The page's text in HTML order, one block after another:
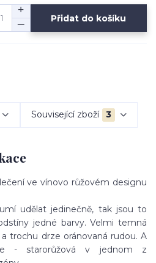
Přidat do košíku
Související zboží 3
ve vínovo růžovém designu
udělat jedinečně, tak jsou to
jedné barvy. Velmi temná
trochu drze oránovaná rudou. A
- starorůžová v jednom z